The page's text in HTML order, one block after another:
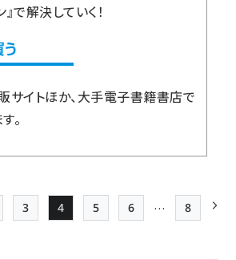
で解決していく！
サイトほか、大手電子書籍書店で
。
Page
3 4
Page
5 6 … 8